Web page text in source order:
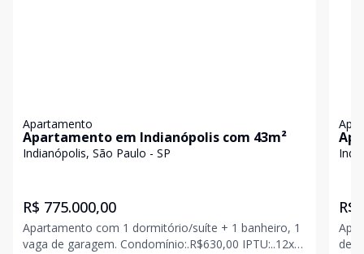
Apartamento
Apartamento em Indianópolis com 43m²
Indianópolis, São Paulo - SP
R$ 775.000,00
Apartamento com 1 dormitório/suíte + 1 banheiro, 1
vaga de garagem. Condomínio:.R$630,00 IPTU:..12x
R$
de garagem.